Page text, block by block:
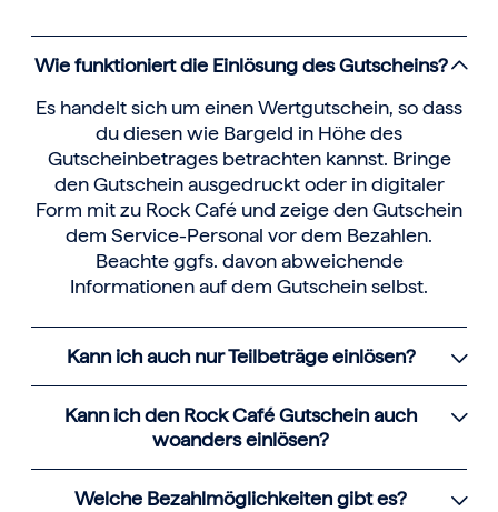
Wie funktioniert die Einlösung des Gutscheins?
Es handelt sich um einen Wertgutschein, so dass
du diesen wie Bargeld in Höhe des
Gutscheinbetrages betrachten kannst. Bringe
den Gutschein ausgedruckt oder in digitaler
Form mit zu Rock Café und zeige den Gutschein
dem Service-Personal vor dem Bezahlen.
Beachte ggfs. davon abweichende
Informationen auf dem Gutschein selbst.
Kann ich auch nur Teilbeträge einlösen?
Kann ich den Rock Café Gutschein auch
woanders einlösen?
Welche Bezahlmöglichkeiten gibt es?